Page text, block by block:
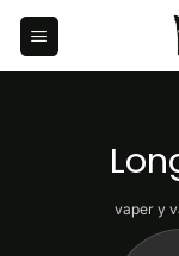
Saltar
contenido
vaper y